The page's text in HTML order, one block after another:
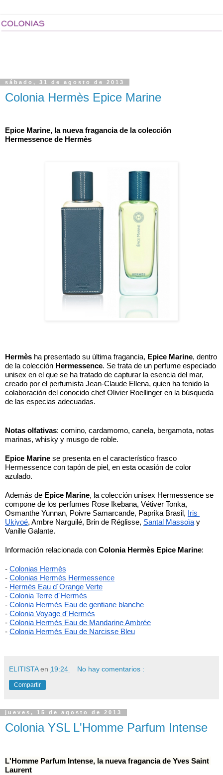
sábado, 31 de agosto de 2013
Colonia Hermès Epice Marine
Epice Marine, la nueva fragancia de la colección
Hermessence de Hermès
Hermès ha presentado su última fragancia, Epice Marine, dentro
de la colección Hermessence. Se trata de un perfume especiado
unisex en el que se ha tratado de capturar la esencia del mar,
creado por el perfumista Jean-Claude Ellena, quien ha tenido la
colaboración del conocido chef Olivier Roellinger en la búsqueda
de las especias adecuadas.
Notas olfativas: comino, cardamomo, canela, bergamota, notas
marinas, whisky y musgo de roble.
Epice Marine se presenta en el característico frasco
Hermessence con tapón de piel, en esta ocasión de color
azulado.
Además de Epice Marine, la colección unisex Hermessence se
compone de los perfumes Rose Ikebana, Vétiver Tonka,
Osmanthe Yunnan, Poivre Samarcande, Paprika Brasil, Iris
Ukiyoé, Ambre Narguilé, Brin de Réglisse, Santal Massoïa y
Vanille Galante.
Información relacionada con Colonia Hermès Epice Marine:
- Colonias Hermès
- Colonias Hermès Hermessence
- Hermès Eau d´Orange Verte
- Colonia Terre d´Hermès
- Colonia Hermès Eau de gentiane blanche
- Colonia Voyage d´Hermès
- Colonia Hermès Eau de Mandarine Ambrée
- Colonia Hermès Eau de Narcisse Bleu
ELITISTAen 19:24 No hay comentarios :
Compartir
jueves, 15 de agosto de 2013
Colonia YSL L'Homme Parfum Intense
L'Homme Parfum Intense, la nueva fragancia de Yves Saint
Laurent